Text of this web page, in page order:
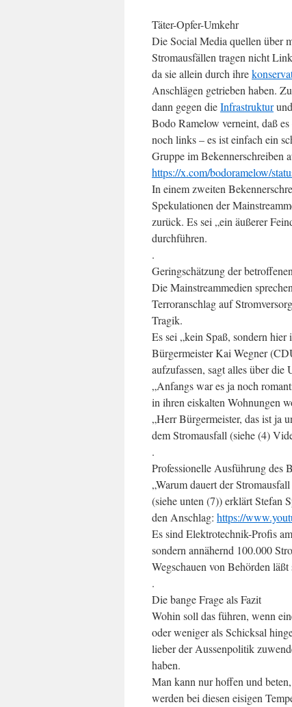
Täter-Opfer-Umkehr
Die Social Media quellen über
Stromausfällen tragen nicht
da sie allein durch ihre
Anschlägen getrieben haben.
dann gegen dieInfrastruktur
Bodo Ramelow verneint, daß
noch links – es ist einfach ein
Gruppe im Bekennerschreiben
https://x.com/bodoramelow/
In einem zweiten
Spekulationen der
zurück. Es sei „ein äußerer
durchführen.
.
Geringschätzung der
Die Mainstreammedien
Terroranschlag auf
Tragik.
Es sei „kein Spaß, sondern
Bürgermeister Kai Wegner
aufzufassen, sagt alles über
„Anfangs war es ja noch
in ihren eiskalten Wohnungen
„Herr Bürgermeister, das ist ja
dem Stromausfall (siehe (4)
.
Professionelle Ausführung des
„Warum dauert der
(siehe unten (7)) erklärt Stefan
den Anschlag: https://
Es sind Elektrotechnik-Profis
sondern annähernd 100.000
Wegschauen von Behörden
.
Die bange Frage als Fazit
Wohin soll das führen, wenn
oder weniger als Schicksal
lieber der Aussenpolitik
haben.
Man kann nur hoffen und
werden bei diesen eisigen